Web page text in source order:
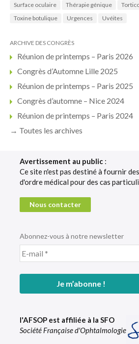
Surface oculaire
Thérapie génique
Toxine botulique
Urgences Uvéites
ARCHIVE DES CONGRÈS
Réunion de printemps – Paris 2026
Congrès d’Automne Lille 2025
Réunion de printemps – Paris 2025
Congrès d’automne – Nice 2024
Réunion de printemps – Paris 2024
→ Toutes les archives
Avertissement au public :
Ce site n'est pas destiné à fournir
d'ordre médical pour des cas
Nous contacter
Abonnez-vous à notre newsletter
l'AFSOP est affiliée à la SFO
Société Française d'Ophtalmologie